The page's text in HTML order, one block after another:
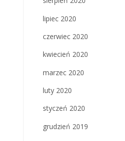
lipiec 2020
czerwiec 2020
kwiecień 2020
marzec 2020
luty 2020
styczeń 2020
grudzień 2019